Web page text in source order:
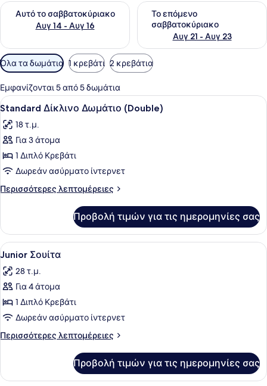
Αυτό το σαββατοκύριακο
Αυγ 14 - Αυγ 16
Έλεγχος διαθεσιμότητας για αυτό το σαββατοκύριακο Αυγ
Το επόμενο
σαββατοκύριακο
Αυγ 21 - Αυγ 23
Έλεγχος διαθεσιμότητας
Διαθέσιμα
φίλτρα
για
τα
δωμάτια
Όλα τα δωμάτια 1 κρεβάτι 2 κρεβάτια
Εμφανίζονται 5 από 5 δωμάτια
Προβολή
όλων
των
φωτογραφιών
για
Standard
Δίκλινο
Δωμάτιο
Ένα δωμάτιο ξενοδοχείου με ένα
4
Standard Δίκλινο Δωμάτιο (Double)
18 τ.μ.
Για 3 άτομα
1 Διπλό Κρεβάτι
Δωρεάν ασύρματο ίντερνετ
Περισσότερες λεπτομέρειες
Περισσότερες
Δίκλινο
Δωμάτιο
(Double)
Προβολή τιμών για τις ημερομηνίες σας
Προβολή
όλων
των
φωτογραφιών
για
Junior
Σουίτα
Ένα δωμάτιο ξενοδοχείου με ένα
4
Junior Σουίτα
28 τ.μ.
Για 4 άτομα
1 Διπλό Κρεβάτι
Δωρεάν ασύρματο ίντερνετ
Περισσότερες λεπτομέρειες
Περισσότερες
Σουίτα
Προβολή τιμών για τις ημερομηνίες σας